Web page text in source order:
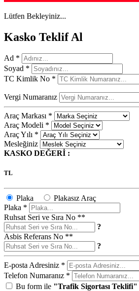
Lütfen Bekleyiniz...
Kasko Teklif Al
Ad *
Soyad *
TC Kimlik No *
Vergi Numaranız
Araç Markası *
Araç Modeli *
Araç Yılı *
Mesleğiniz
KASKO DEĞERİ :
TL
Plaka
Plakasız Araç
Plaka *
Ruhsat Seri ve Sıra No **
?
Asbis Referans No **
?
E-posta Adresiniz *
Telefon Numaranız *
Bu form ile "Trafik Sigortası Teklifi"